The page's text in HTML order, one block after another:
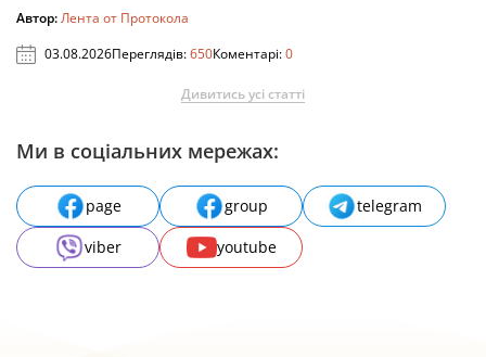
Автор:Лента от Протокола
03.08.2026Переглядів:650Коментарі:0
Дивитись усі статті
Ми в соціальних мережах:
page group
telegram
viber
youtube